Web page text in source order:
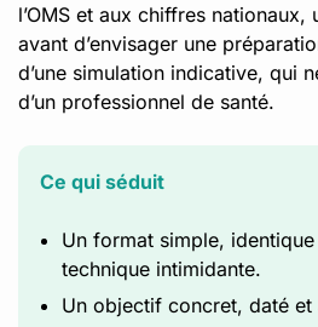
l’OMS et aux chiffres
avant d’envisager une
d’une simulation indicative, qui
d’un professionnel de santé.
Ce qui séduit
Un format simple,
technique intimidante.
Un objectif concret, daté et